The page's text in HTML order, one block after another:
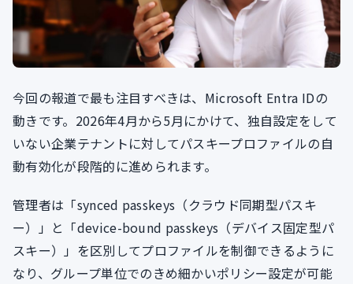
今回の報道で最も注目すべきは、Microsoft Entra IDの
動きです。2026年4月から5月にかけて、独自設定をして
いない企業テナントに対してパスキープロファイルの自
動有効化が段階的に進められます。
管理者は「synced passkeys（クラウド同期型パスキ
ー）」と「device-bound passkeys（デバイス固定型パ
スキー）」を区別してプロファイルを制御できるように
なり、グループ単位でのきめ細かいポリシー設定が可能